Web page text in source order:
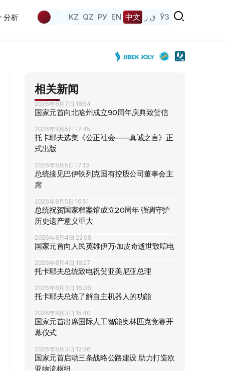
分析 KZ QZ РУ EN 中文 ق ز ЎЗ
相关新闻
2026年8月7日 18:54
国家元首向北哈州成立90周年庆典致贺信
2026年8月5日 17:45
托卡耶夫选集《公正社会——真诚之言》正
式出版
2026年8月5日 17:13
总统接见巴伊铁列克国有控股公司董事会主
席
2026年8月5日 16:51
总统祝贺国家档案馆成立20周年 强调守护
历史遗产意义重大
2026年8月4日 22:08
国家元首向人民英雄伊万·加皮奇逝世致唁电
2026年8月4日 18:27
托卡耶夫总统致电祝贺亚美尼亚总理
2026年8月3日 16:08
托卡耶夫总统了解自主机器人的功能
2026年8月3日 15:40
国家元首出席国际人工智能奥林匹克竞赛开
幕仪式
2026年8月3日 12:36
国家元首启动三条战略公路建设 助力打造欧
亚物流枢纽